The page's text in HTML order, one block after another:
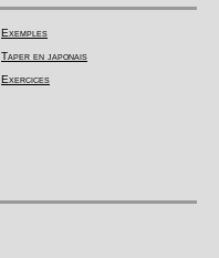
Exemples
Taper en japonais
Exercices